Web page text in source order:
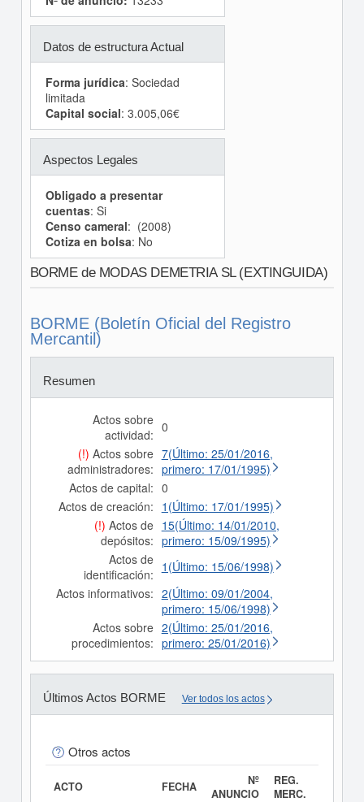
Datos de estructura Actual
Forma jurídica: Sociedad
limitada
Capital social: 3.005,06€
Aspectos Legales
Obligado a presentar
cuentas: Si
Censo cameral: (2008)
Cotiza en bolsa: No
BORME de MODAS DEMETRIA SL (EXTINGUIDA)
BORME (Boletín Oficial del Registro
Mercantil)
Resumen
Actos sobre
actividad: 0
(!) Actos sobre
administradores:
7(Último: 25/01/2016,
primero: 17/01/1995)
Actos de capital: 0
Actos de creación: 1(Último: 17/01/1995)
(!) Actos de
depósitos:
15(Último: 14/01/2010,
primero: 15/09/1995)
Actos de
identificación: 1(Último: 15/06/1998)
Actos informativos: 2(Último: 09/01/2004,
primero: 15/06/1998)
Actos sobre
procedimientos:
2(Último: 25/01/2016,
primero: 25/01/2016)
Últimos Actos BORME Ver todos los actos
Otros actos
ACTO FECHA
Nº
ANUNCIO
REG.
MERC.